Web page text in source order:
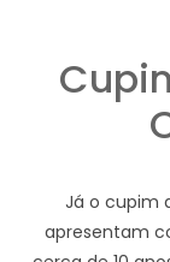
Já o cupim
apresentam